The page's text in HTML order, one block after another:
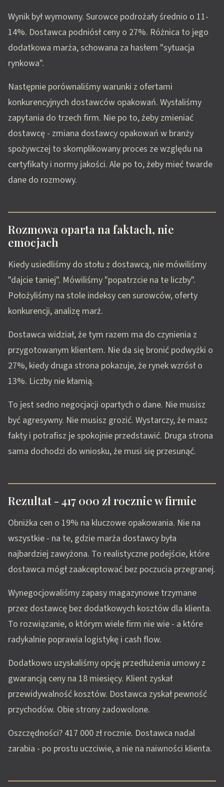
Wynik był wymowny. Surowce podrożały średnio o 11-
14%. Dostawca podniósł ceny o 27%. Różnica to jego
dodatkowa marża, schowana za hasłem "sytuacja
rynkowa".
Następnie porównaliśmy warunki z ofertami
konkurencyjnych dostawców opakowań. Wysłaliśmy
zapytania do trzech firm. Nie po to, żeby zmieniać
dostawcę - zmiana dostawcy opakowań w branży
spożywczej to skomplikowany proces ze względu na
certyfikaty i normy jakości. Ale po to, żeby mieć twarde
dane do rozmowy.
Rozmowa oparta na faktach, nie
emocjach
Kiedy usiedliśmy do stołu z dostawcą, nie mówiliśmy
"dajcie taniej". Mówiliśmy "popatrzcie na te liczby".
Położyliśmy na stole indeksy cen surowców, oferty
konkurencji, analizę marż.
Dostawca widział, że tym razem ma do czynienia z
przygotowanym klientem. Nie da się bronić podwyżki o
27%, kiedy druga strona pokazuje, że rynek wzrósł o
13%. Liczby nie kłamią.
To jest sedno negocjacji opartych o dane. Nie musisz
być agresywny. Nie musisz grozić. Wystarczy, że masz
fakty i potrafisz je spokojnie przedstawić. Druga strona
sama dochodzi do wniosku, że musi się przesunąć.
Rezultat - 417 000 zł rocznie w firmie
Obniżka cen o 19% na kluczowe opakowania. Nie na
wszystkie - na te, gdzie marża dostawcy była
najbardziej zawyżona. To realistyczne podejście, które
dostawca mógł zaakceptować bez poczucia przegranej.
Wynegocjowaliśmy zapasy magazynowe trzymane
przez dostawcę bez dodatkowych kosztów dla klienta.
To rozwiązanie, o którym wiele firm nie wie - a które
radykalnie poprawia logistykę i cash flow.
Dodatkowo uzyskaliśmy opcję przedłużenia umowy z
gwarancją ceny na 18 miesięcy. Klient zyskał
przewidywalność kosztów. Dostawca zyskał pewność
przychodów. Obie strony zadowolone.
Oszczędności? 417 000 zł rocznie. Dostawca nadal
zarabia - po prostu uczciwie, a nie na naiwności klienta.